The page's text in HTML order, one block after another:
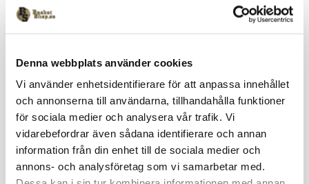
Denna webbplats använder cookies
Vi använder enhetsidentifierare för att anpassa innehållet
och annonserna till användarna, tillhandahålla funktioner
för sociala medier och analysera vår trafik. Vi
vidarebefordrar även sådana identifierare och annan
information från din enhet till de sociala medier och
annons- och analysföretag som vi samarbetar med.
Omdömen
Bli den första att lämna ett omdöme.